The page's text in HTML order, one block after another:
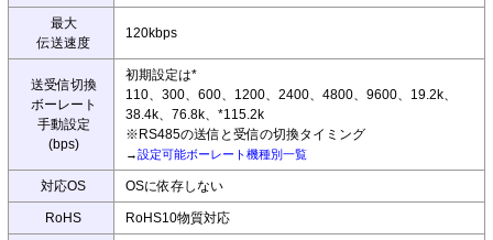
最大
伝送速度
120kbps
送受信切換
ボーレート
手動設定
(bps)
初期設定は*
110、300、600、1200、2400、4800、9600、19.2k、
38.4k、76.8k、*115.2k
※RS485の送信と受信の切換タイミング
→設定可能ボーレート機種別一覧
対応OS OSに依存しない
RoHS RoHS10物質対応